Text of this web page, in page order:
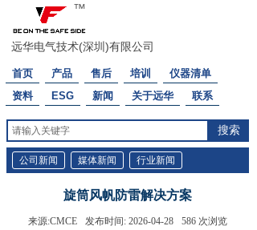
™
远华电气技术(深圳)有限公司
首页 产品 售后 培训
仪器清单
资料
ESG 新闻 关于远华 联系
搜索
公司新闻 媒体新闻 行业新闻
旋筒风帆防雷解决方案
来源:CMCE 发布时间: 2026-04-28 586 次浏览